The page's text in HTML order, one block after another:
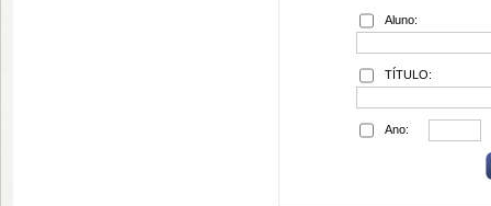
Aluno:
TÍTULO:
Ano: